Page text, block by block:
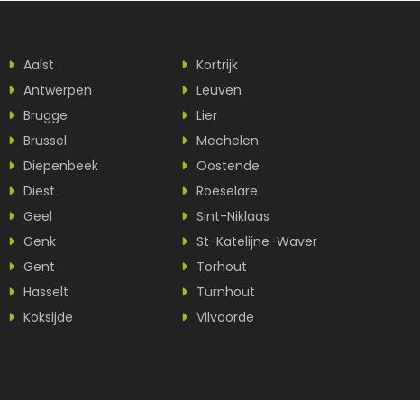
Aalst
Antwerpen
Brugge
Brussel
Diepenbeek
Diest
Geel
Genk
Gent
Hasselt
Koksijde
Kortrijk
Leuven
Lier
Mechelen
Oostende
Roeselare
Sint-Niklaas
St-Katelijne-Waver
Torhout
Turnhout
Vilvoorde